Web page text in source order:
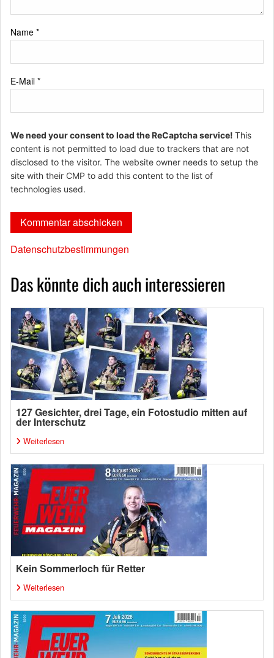
Name *
E-Mail *
We need your consent to load the ReCaptcha service! This
content is not permitted to load due to trackers that are not
disclosed to the visitor. The website owner needs to setup the
site with their CMP to add this content to the list of
technologies used.
Datenschutzbestimmungen
Das könnte dich auch interessieren
127 Gesichter, drei Tage, ein Fotostudio mitten auf
der Interschutz
Weiterlesen
Kein Sommerloch für Retter
Weiterlesen